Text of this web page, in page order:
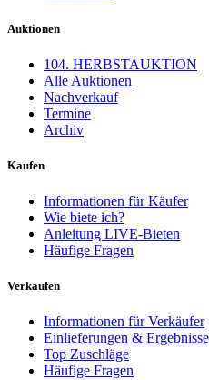
Auktionen
104. HERBSTAUKTION
Alle Auktionen
Nachverkauf
Termine
Archiv
Kaufen
Informationen für Käufer
Wie biete ich?
Anleitung LIVE-Bieten
Häufige Fragen
Verkaufen
Informationen für Verkäufer
Einlieferungen & Ergebnisse
Top Zuschläge
Häufige Fragen